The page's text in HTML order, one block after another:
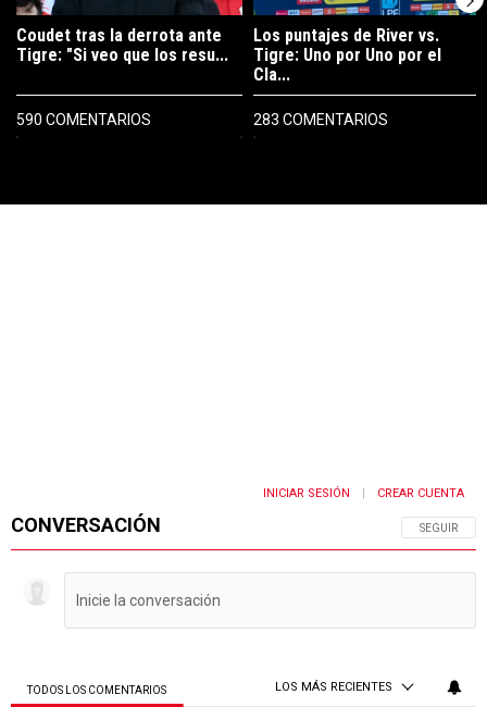
Coudet tras la derrota ante
Tigre: "Si veo que los resu...
590 COMENTARIOS
Los puntajes de River vs.
Tigre: Uno por Uno por el
Cla...
283 COMENTARIOS
CONVERSACIÓN SIGA ESTA
SEGUIR
INICIAR SESIÓN CREAR CUENTA
TODOS LOS COMENTARIOS LOS MÁS RECIENTES